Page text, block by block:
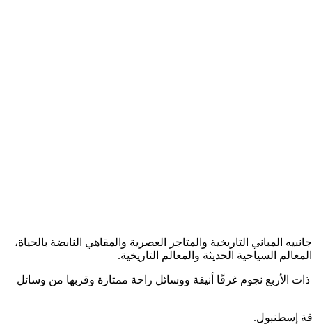
التاريخية والمتاجر العصرية والمقاهي النابضة بالحياة،
السياحية الحديثة والمعالم التاريخية.
ذات الأربع نجوم غرفًا أنيقة ووسائل راحة ممتازة وقربها من وسائل
إسطنبول.